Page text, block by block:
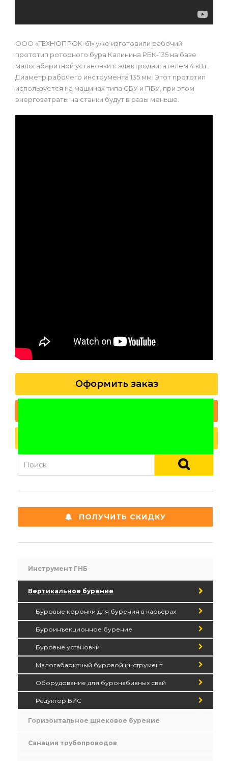
ООО «ТЕХНОПРОК-61» уже изготовили рабочий
прототип роторного бура Калинина РБК-135 на базе
малогабаритной установки с электродвигателем 4 кВт.
Диаметр рабочего инструмента 135 мм. Этот прототип
используется на машинах типа СБУ и ПБУ, при этом
энергозатраты на станки будут в разы меньше.
Оформить заказ
ПОЛУЧИТЬ СКИДКУ
Инструмент ГНБ
Вертикальное бурение
Буровые коронки для бурения в карьерах
Буроинъекционное бурение
Буровые установки
Малогабаритный буровой инструмент
Оборудование для буронабивных свай
Редуктор БИС
Горизонтальное шнековое бурение
Санация трубопроводов